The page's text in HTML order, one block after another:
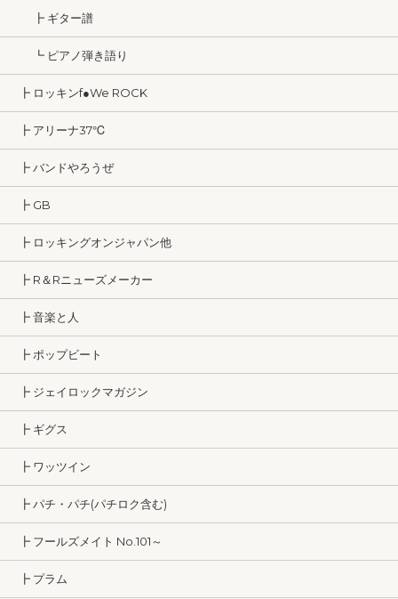
┣ ギター譜
┗ ピアノ弾き語り
┣ ロッキンf●We ROCK
┣ アリーナ37℃
┣ バンドやろうぜ
┣ GB
┣ ロッキングオンジャパン他
┣ R＆Rニューズメーカー
┣ 音楽と人
┣ ポップビート
┣ ジェイロックマガジン
┣ ギグス
┣ ワッツイン
┣ パチ・パチ(パチロク含む)
┣ フールズメイト No.101～
┣ プラム